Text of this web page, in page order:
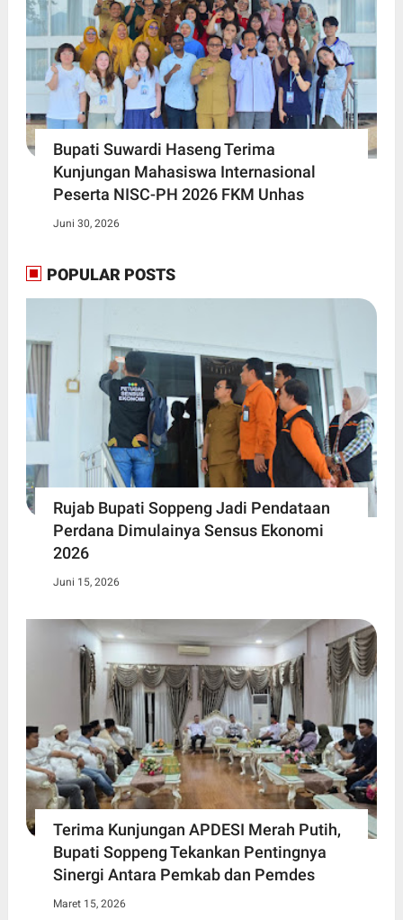
Bupati Suwardi Haseng Terima
Kunjungan Mahasiswa Internasional
Peserta NISC-PH 2026 FKM Unhas
Juni 30, 2026
POPULAR POSTS
Rujab Bupati Soppeng Jadi Pendataan
Perdana Dimulainya Sensus Ekonomi
2026
Juni 15, 2026
Terima Kunjungan APDESI Merah Putih,
Bupati Soppeng Tekankan Pentingnya
Sinergi Antara Pemkab dan Pemdes
Maret 15, 2026